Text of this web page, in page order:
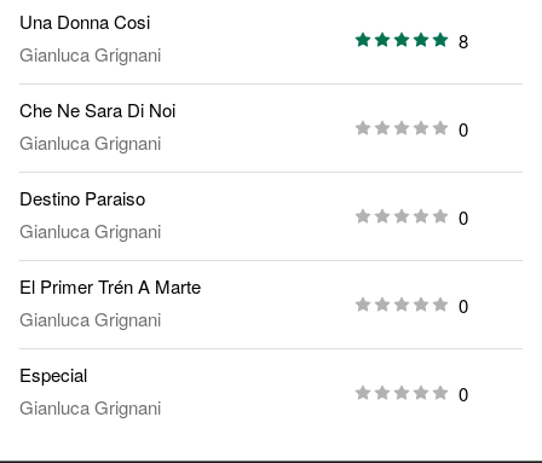
Una Donna Cosi
Gianluca Grignani
8
Che Ne Sara Di Noi
Gianluca Grignani
0
Destino Paraiso
Gianluca Grignani
0
El Primer Trén A Marte
Gianluca Grignani
0
Especial
Gianluca Grignani
0